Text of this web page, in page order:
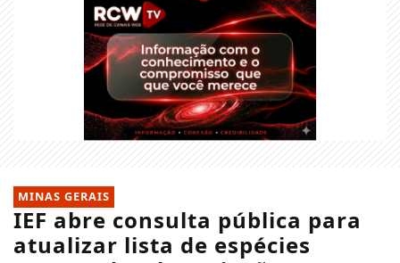
MINAS GERAIS
IEF abre consulta pública para
atualizar lista de espécies